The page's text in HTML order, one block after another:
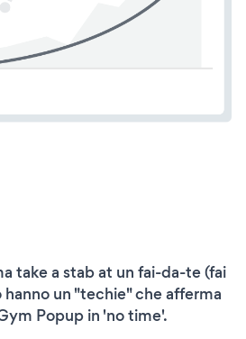
take a stab at un fai-da-te (fai
un "techie" che afferma
Popup in 'no time'.